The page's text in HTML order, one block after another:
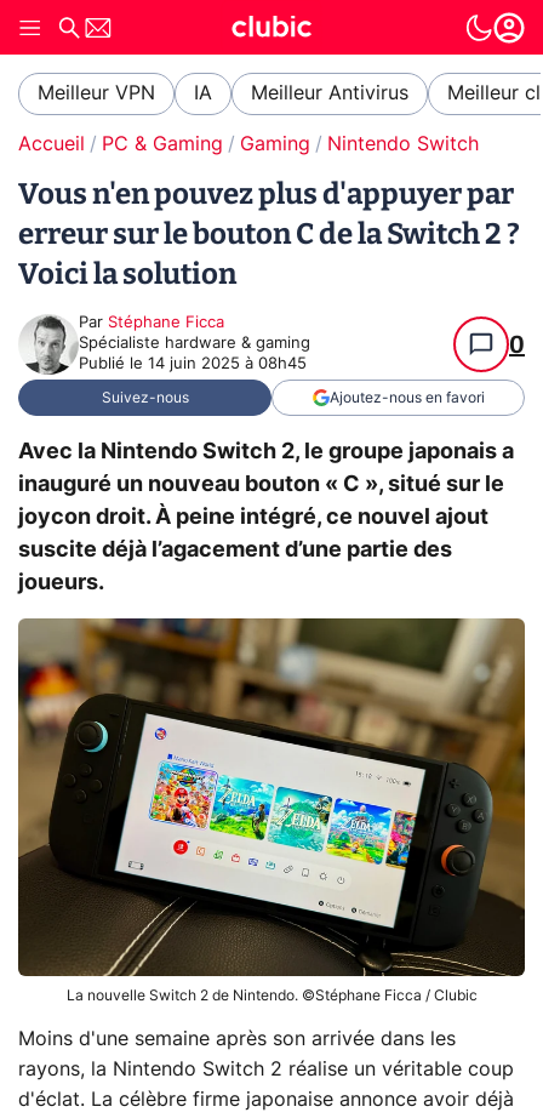
Meilleur VPN IA Meilleur Antivirus Meilleur
Accueil PC & Gaming Gaming Nintendo Switch
Vous n'en pouvez plus d'appuyer par
erreur sur le bouton C de la Switch 2 ?
Voici la solution
Par Stéphane Ficca
Spécialiste hardware & gaming
Publié le 14 juin 2025 à 08h45
0
Suivez-nous Ajoutez-nous en favori
Avec la Nintendo Switch 2, le groupe japonais a
inauguré un nouveau bouton « C », situé sur le
joycon droit. À peine intégré, ce nouvel ajout
suscite déjà l’agacement d’une partie des
joueurs.
La nouvelle Switch 2 de Nintendo. ©Stéphane Ficca / Clubic
Moins d'une semaine après son arrivée dans les
rayons, la Nintendo Switch 2 réalise un véritable coup
d'éclat. La célèbre firme japonaise annonce avoir déjà